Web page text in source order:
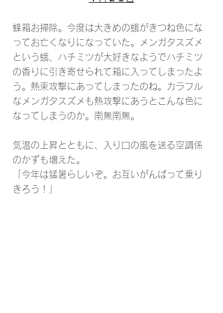
蜂箱お掃除。今度は大きめの蛾がきつね色にな
ってお亡くなりになっていた。メンガタスズメ
という蛾、ハチミツが大好きなようでハチミツ
の香りに引き寄せられて箱に入ってしまったよ
う。熱束攻撃にあってしまったのね。カラフル
なメンガタスズメも熱攻撃にあうとこんな色に
なってしまうのか。南無南無。
気温の上昇とともに、入り口の風を送る空調係
のかずも増えた。
「今年は猛暑らしいぞ。お互いがんばって乗り
きろう！」